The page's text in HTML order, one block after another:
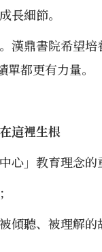
長細節。
漢鼎書院希望
都更有力量。
這裡生根
心」教育理念的
傾聽、被理解的